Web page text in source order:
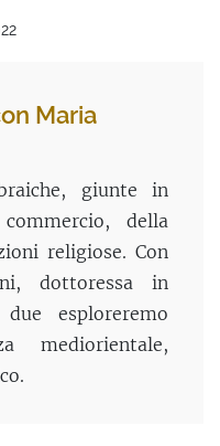
Maria
giunte in
della
religiose. Con
dottoressa in
esploreremo
mediorientale,